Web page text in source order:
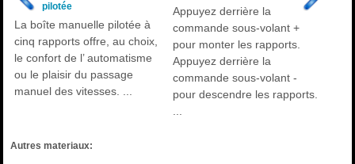
pilotée
La boîte manuelle pilotée à
cinq rapports offre, au choix,
le confort de l’ automatisme
ou le plaisir du passage
manuel des vitesses. ...
Appuyez derrière la
commande sous-volant +
pour monter les rapports.
Appuyez derrière la
commande sous-volant -
pour descendre les rapports.
Autres materiaux: